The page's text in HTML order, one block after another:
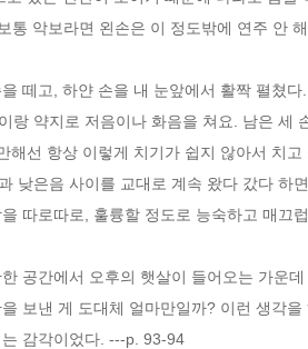
통 악보라면 왼손은 이 정도밖에 연주 안
떼고, 하얀 손을 내 눈앞에서 활짝 펼쳤다.
랑 약지로 저음이나 화음을 쳐요. 남은 세
해선 항상 이렇게 치기가 쉽지 않아서 치
낮은음 사이를 교대로 계속 왔다 갔다 하
따로따로, 훌륭할 정도로 능숙하고 매끄
공간에서 오후의 햇살이 들어오는 가운
보낸 게 도대체 얼마만일까? 이런 생각
감각이었다. ---p. 93-94